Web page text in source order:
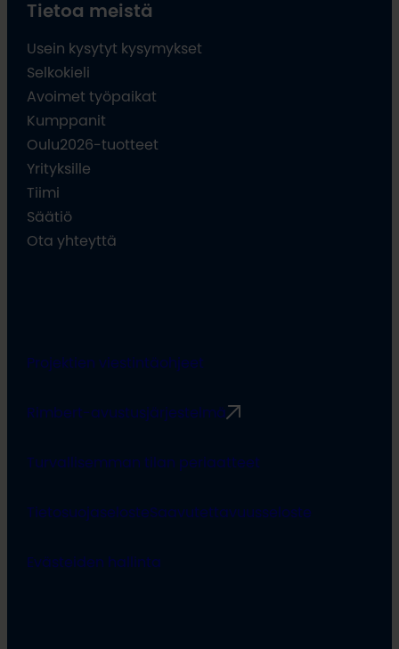
Tietoa meistä
Usein kysytyt kysymykset
Selkokieli
Avoimet työpaikat
Kumppanit
Oulu2026-tuotteet
Yrityksille
Tiimi
Säätiö
Ota yhteyttä
Projektien viestintäohjeet
Rimbert-avustusjärjestelmä
Turvallisemman tilan periaatteet
TietosuojaselosteSaavutettavuusseloste
Evästeiden hallinta